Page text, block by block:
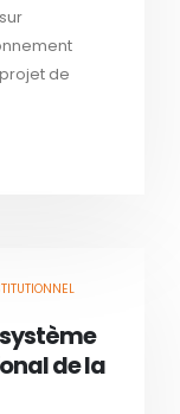
de
de la